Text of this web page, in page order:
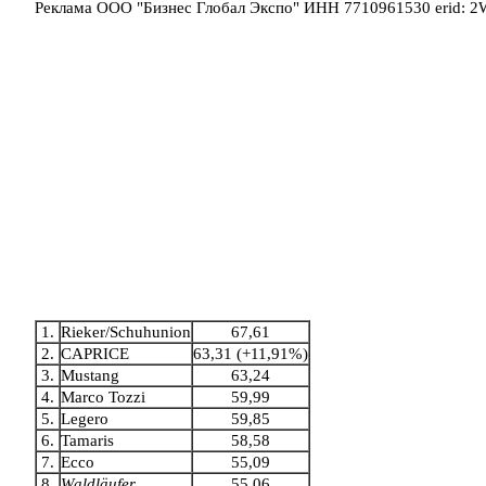
Реклама ООО "Бизнес Глобал Экспо" ИНН 7710961530 erid:
1. Rieker/Schuhunion
67,61
2. CAPRICE
63,31 (+11,91%)
3. Mustang
63,24
4. Marco Tozzi
59,99
5. Legero
59,85
6. Tamaris
58,58
7. Ecco
55,09